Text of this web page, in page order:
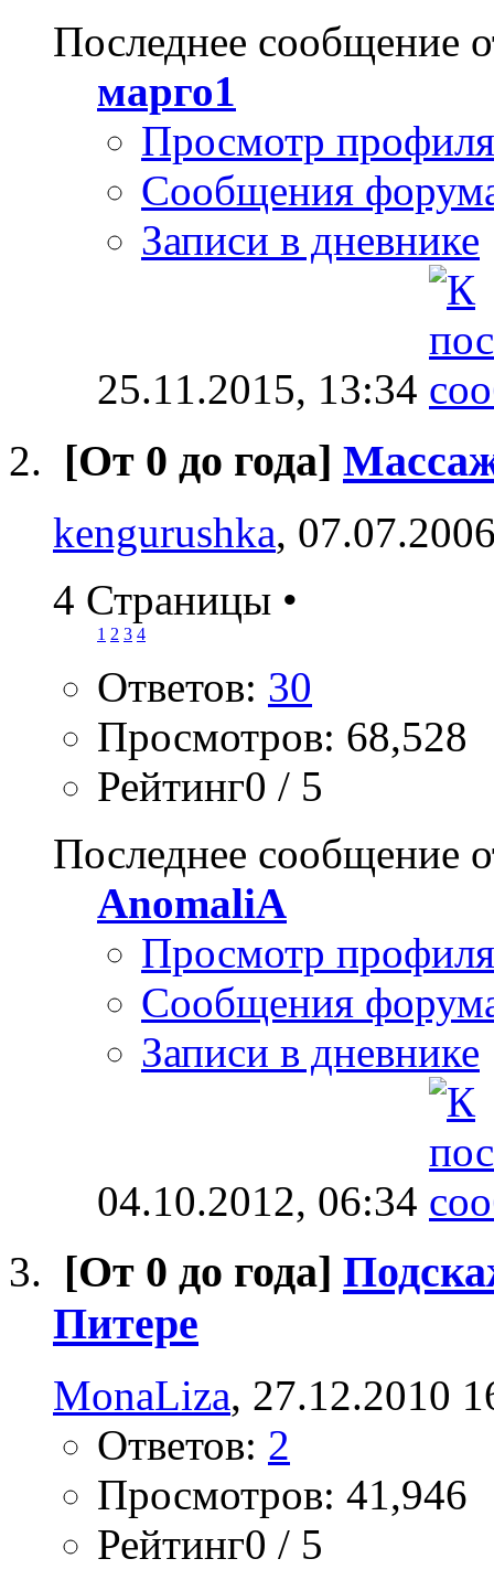
Последнее сообщение
марго1
Просмотр профиля
Сообщения
Записи в дневнике
25.11.2015, 13:34
[От 0 до года] Массаж
kengurushka,
4 Страницы •
1 2 3 4
Ответов: 30
Просмотров: 68,528
Рейтинг0 / 5
Последнее сообщение
AnomaliA
Просмотр профиля
Сообщения
Записи в дневнике
04.10.2012, 06:34
[От 0 до года]
Питере
MonaLiza, 27.12.2010
Ответов: 2
Просмотров: 41,946
Рейтинг0 / 5